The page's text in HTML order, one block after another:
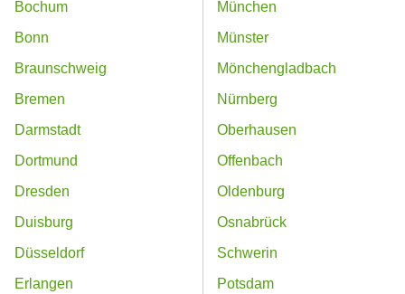
Bochum
Bonn
Braunschweig
Bremen
Darmstadt
Dortmund
Dresden
Duisburg
Düsseldorf
Erlangen
München
Münster
Mönchengladbach
Nürnberg
Oberhausen
Offenbach
Oldenburg
Osnabrück
Schwerin
Potsdam